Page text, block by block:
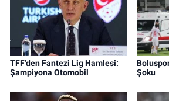
TFF’den Fantezi Lig Hamlesi:
Şampiyona Otomobil
Şoku